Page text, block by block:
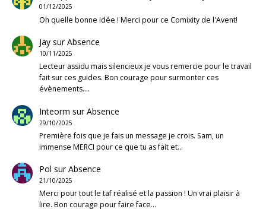
01/12/2025
Oh quelle bonne idée ! Merci pour ce Comixity de l'Avent!
JaysurAbsence
10/11/2025
Lecteur assidu mais silencieux je vous remercie pour le travail
fait sur ces guides. Bon courage pour surmonter ces
évènements.…
Inteorm surAbsence
29/10/2025
Première fois que je fais un message je crois. Sam, un
immense MERCI pour ce que tu as fait et…
Pol surAbsence
21/10/2025
Merci pour tout le taf réalisé et la passion ! Un vrai plaisir à
lire. Bon courage pour faire face…